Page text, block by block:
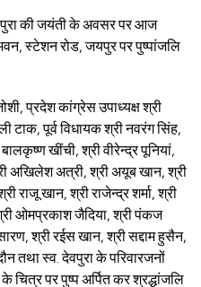
की जयंती के अवसर पर आज
स्टेशन रोड, जयपुर पर पुष्पांजलि
प्रदेश कांग्रेस उपाध्यक्ष श्री
टाक, पूर्व विधायक श्री नवरंग सिंह,
खींची, श्री वीरेन्द्र पूनियां,
अखिलेश अत्री, श्री अयूब खान, श्री
राजू खान, श्री राजेन्द्र शर्मा, श्री
ओमप्रकाश जैदिया, श्री पंकज
श्री रईस खान, श्री सद्दाम हुसैन,
तथा स्व. देवपुरा के परिवारजनों
पर पुष्प अर्पित कर श्रद्धांजलि